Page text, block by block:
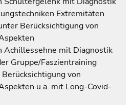
Extremitäten
Berücksichtigung von
Achillessehne mit Diagnostik
Gruppe/Faszientraining
von
u.a. mit Long-Covid-